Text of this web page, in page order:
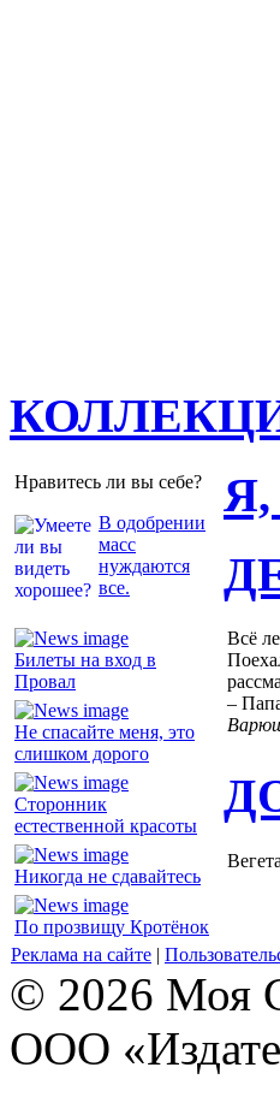
Нравитесь ли вы себе?
В одобрении
масс
нуждаются
все.
Билеты на вход в
Провал
Не спасайте меня, это
слишком дорого
Сторонник
естественной красоты
Никогда не сдавайтесь
По прозвищу Кротёнок
Всё
–
Реклама на сайте |
© 2026 Моя
ООО